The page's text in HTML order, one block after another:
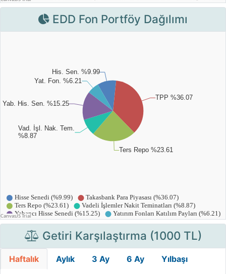
EDD Fon Portföy Dağılımı
Getiri Karşılaştırma (1000 TL)
Haftalık Aylık 3 Ay 6 Ay Yılbaşı